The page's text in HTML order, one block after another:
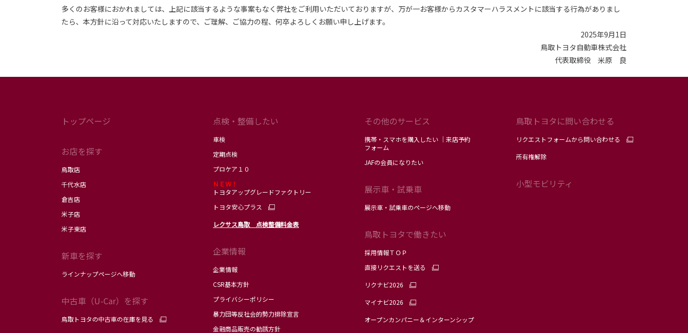
多くのお客様におかれましては、上記に該当するような事案もなく弊社をご利用いただいておりますが、万が一お客様からカスタマーハラスメントに該当する行為がありまし
たら、本方針に沿って対応いたしますので、ご理解、ご協力の程、何卒よろしくお願い申し上げます。
2025年9月1日
鳥取トヨタ自動車株式会社
代表取締役 米原 良
トップページ
お店を探す
鳥取店
千代水店
倉吉店
米子店
米子東店
新車を探す
ラインナップページへ移動
中古車（U-Car）を探す
鳥取トヨタの中古車の在庫を見る
点検・整備したい
車検
定期点検
プロケア１０
ＮＥＷ！
トヨタアップグレードファクトリー
トヨタ安心プラス
レクサス鳥取 点検整備料金表
企業情報
企業情報
CSR基本方針
プライバシーポリシー
暴力団等反社会的勢力排除宣言
金融商品販売の勧誘方針
その他のサービス
携帯・スマホを購入したい ｜来店予約
フォーム
JAFの会員になりたい
展示車・試乗車
展示車・試乗車のページへ移動
鳥取トヨタで働きたい
採用情報ＴＯＰ
直接リクエストを送る
リクナビ2026
マイナビ2026
オープンカンパニー＆インターンシップ
鳥取トヨタに問い合わせる
リクエストフォームから問い合わせる
所有権解除
小型モビリティ